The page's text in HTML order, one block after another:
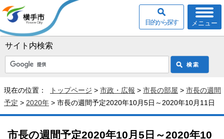
サイト内検索
メニュー
目的から探す
現在の位置： トップページ > 市政・広報 > 市長の部屋 > 市長の週間
予定 > 2020年 > 市長の週間予定2020年10月5日～2020年10月11日
市長の週間予定2020年10月5日～2020年10